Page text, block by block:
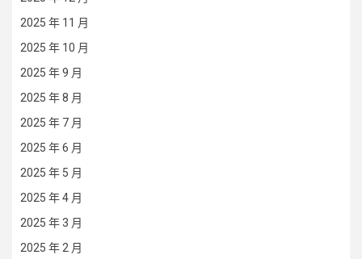
2025 年 11 月
2025 年 10 月
2025 年 9 月
2025 年 8 月
2025 年 7 月
2025 年 6 月
2025 年 5 月
2025 年 4 月
2025 年 3 月
2025 年 2 月